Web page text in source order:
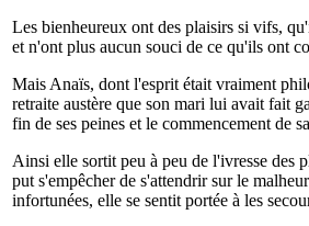
Les bienheureux ont des plaisirs si vifs,
et n'ont plus aucun souci de ce qu'ils ont
Mais Anaïs, dont l'esprit était vraiment
retraite austère que son mari lui avait fait
fin de ses peines et le commencement de
Ainsi elle sortit peu à peu de l'ivresse des
put s'empêcher de s'attendrir sur le
infortunées, elle se sentit portée à les